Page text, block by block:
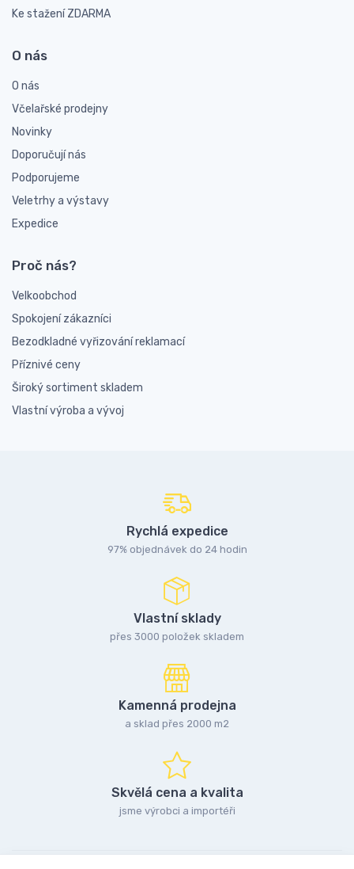
Ke stažení ZDARMA
O nás
O nás
Včelařské prodejny
Novinky
Doporučují nás
Podporujeme
Veletrhy a výstavy
Expedice
Proč nás?
Velkoobchod
Spokojení zákazníci
Bezodkladné vyřizování reklamací
Příznivé ceny
Široký sortiment skladem
Vlastní výroba a vývoj
Rychlá expedice
97% objednávek do 24 hodin
Vlastní sklady
přes 3000 položek skladem
Kamenná prodejna
a sklad přes 2000 m2
Skvělá cena a kvalita
jsme výrobci a importéři